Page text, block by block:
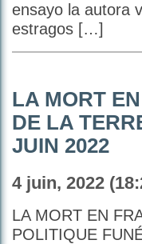
ensayo la autora
estragos […]
LA MORT
DE LA
JUIN 2022
4 juin, 2022
LA MORT EN
POLITIQUE